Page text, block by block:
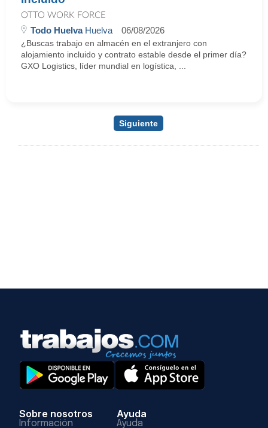
OTTO WORK FORCE
Todo HuelvaHuelva 06/08/2026
¿Buscas trabajo en almacén en el extranjero con
alojamiento incluido y contrato estable desde el primer día?
GXO Logistics, líder mundial en logística, ...
Siguiente
Sobre nosotros
Información
Ayuda
Ayuda